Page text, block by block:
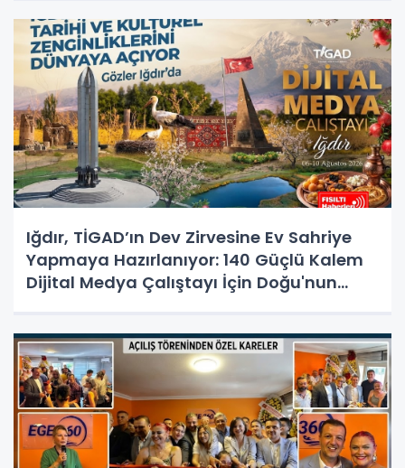
Iğdır, TİGAD’ın Dev Zirvesine Ev Sahriye
Yapmaya Hazırlanıyor: 140 Güçlü Kalem
Dijital Medya Çalıştayı İçin Doğu'nun